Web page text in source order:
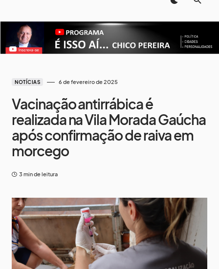
NOTÍCIAS 6 de fevereiro de 2025
Vacinação antirrábica é
realizada na Vila Morada Gaúcha
após confirmação de raiva em
morcego
3 min de leitura